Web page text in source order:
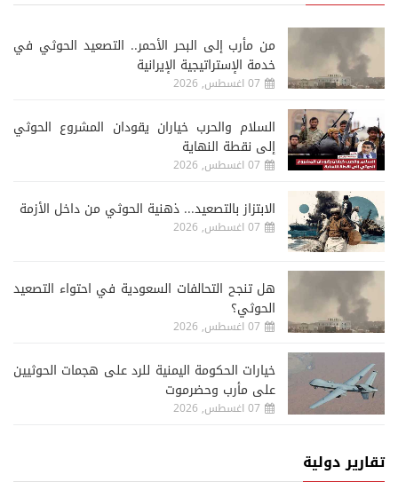
من مأرب إلى البحر الأحمر.. التصعيد الحوثي في
خدمة الإستراتيجية الإيرانية
07 اغسطس, 2026
السلام والحرب خياران يقودان المشروع الحوثي
إلى نقطة النهاية
07 اغسطس, 2026
الابتزاز بالتصعيد... ذهنية الحوثي من داخل الأزمة
07 اغسطس, 2026
هل تنجح التحالفات السعودية في احتواء التصعيد
الحوثي؟
07 اغسطس, 2026
خيارات الحكومة اليمنية للرد على هجمات الحوثيين
على مأرب وحضرموت
07 اغسطس, 2026
تقارير دولية